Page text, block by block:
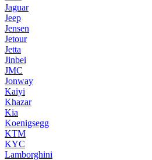
Jaguar
Jeep
Jensen
Jetour
Jetta
Jinbei
JMC
Jonway
Kaiyi
Khazar
Kia
Koenigsegg
KTM
KYC
Lamborghini